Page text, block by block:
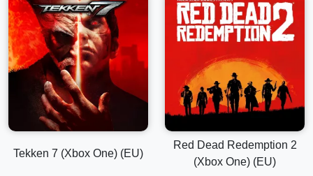
Tekken 7 (Xbox One) (EU)
Red Dead Redemption 2
(Xbox One) (EU)